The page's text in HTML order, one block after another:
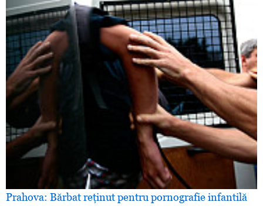
Prahova: Bărbat reţinut pentru pornografie infantilă